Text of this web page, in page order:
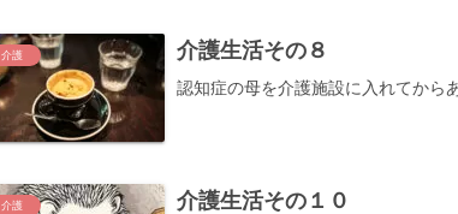
介護 介護生活その８
認知症の母を介護施設に入れてから
介護 介護生活その１０